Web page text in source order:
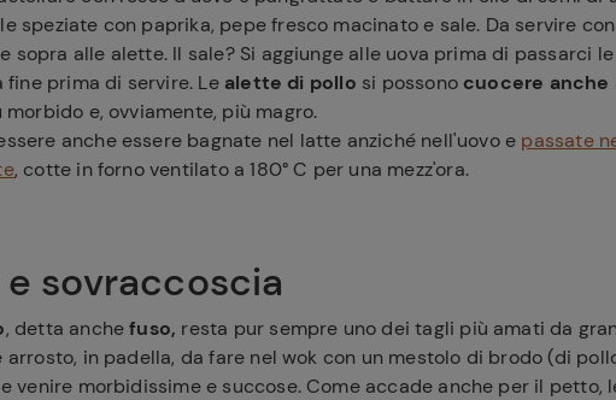
speziate con paprika, pepe fresco macinato e sale. Da servire
sopra alle alette. Il sale? Si aggiunge alle uova prima di passarci
fine prima di servire. Le alette di pollo si possono cuocere anche
e, ovviamente, più magro.
anche essere bagnate nel latte anziché nell'uovo e passate
, cotte in forno ventilato a 180° C per una mezz'ora.
sovraccoscia
, detta anchefuso, resta pur sempre uno dei tagli più amati da
arrosto, in padella, da fare nel wok con un mestolo di brodo (di
venire morbidissime e succose. Come accade anche per il petto,